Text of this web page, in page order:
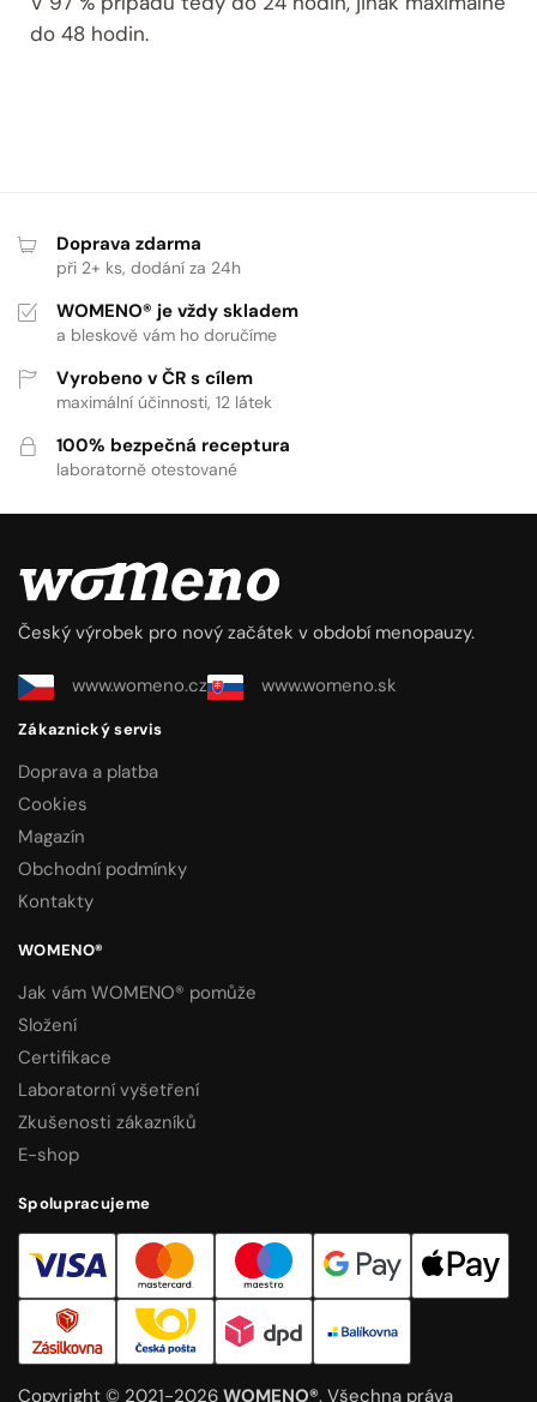
do 48 hodin.
Doprava zdarma
při 2+ ks, dodání za 24h
WOMENO® je vždy skladem
a bleskově vám ho doručíme
Vyrobeno v ČR s cílem
maximální účinnosti, 12 látek
100% bezpečná receptura
laboratorně otestované
Český výrobek pro nový začátek v období menopauzy.
www.womeno.cz www.womeno.sk
Zákaznický servis
Doprava a platba
Cookies
Magazín
Obchodní podmínky
Kontakty
WOMENO®
Jak vám WOMENO® pomůže
Složení
Certifikace
Laboratorní vyšetření
Zkušenosti zákazníků
E-shop
Spolupracujeme
Copyright © 2021-2026 WOMENO®. Všechna práva